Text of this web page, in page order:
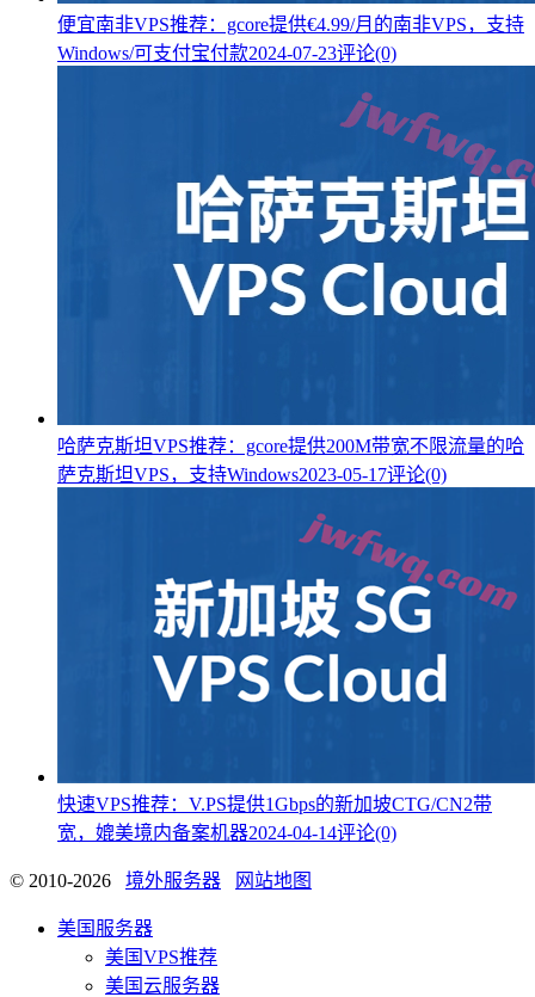
便宜南非VPS推荐：gcore提供€4.99/月的南非VPS，支持
Windows/可支付宝付款2024-07-23评论(0)
哈萨克斯坦VPS推荐：gcore提供200M带宽不限流量的哈
萨克斯坦VPS，支持Windows2023-05-17评论(0)
快速VPS推荐：V.PS提供1Gbps的新加坡CTG/CN2带
宽，媲美境内备案机器2024-04-14评论(0)
© 2010-2026 境外服务器 网站地图
美国服务器
美国VPS推荐
美国云服务器